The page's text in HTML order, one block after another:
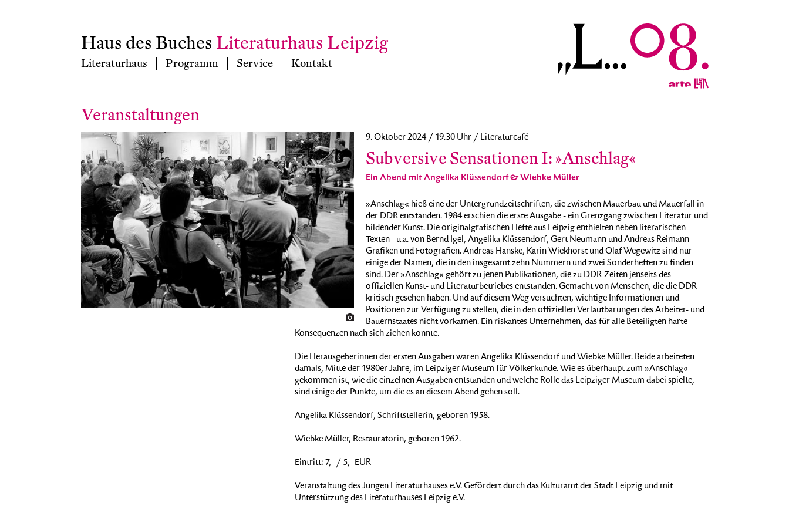
Haus des Buches Literaturhaus Leipzig
Literaturhaus Programm Service Kontakt
Veranstaltungen
9. Oktober 2024 / 19.30 Uhr / Literaturcafé
Subversive Sensationen I: »Anschlag«
Ein Abend mit Angelika Klüssendorf & Wiebke Müller
»Anschlag« hieß eine der Untergrundzeitschriften, die zwischen Mauerbau und Mauerfall in
der DDR entstanden. 1984 erschien die erste Ausgabe - ein Grenzgang zwischen Literatur und
bildender Kunst. Die originalgrafischen Hefte aus Leipzig enthielten neben literarischen
Texten - u.a. von Bernd Igel, Angelika Klüssendorf, Gert Neumann und Andreas Reimann -
Grafiken und Fotografien. Andreas Hanske, Karin Wiekhorst und Olaf Wegewitz sind nur
einige der Namen, die in den insgesamt zehn Nummern und zwei Sonderheften zu finden
sind. Der »Anschlag« gehört zu jenen Publikationen, die zu DDR-Zeiten jenseits des
offiziellen Kunst- und Literaturbetriebes entstanden. Gemacht von Menschen, die die DDR
kritisch gesehen haben. Und auf diesem Weg versuchten, wichtige Informationen und
Positionen zur Verfügung zu stellen, die in den offiziellen Verlautbarungen des Arbeiter- und
Bauernstaates nicht vorkamen. Ein riskantes Unternehmen, das für alle Beteiligten harte
Konsequenzen nach sich ziehen konnte.
Die Herausgeberinnen der ersten Ausgaben waren Angelika Klüssendorf und Wiebke Müller. Beide arbeiteten
damals, Mitte der 1980er Jahre, im Leipziger Museum für Völkerkunde. Wie es überhaupt zum »Anschlag«
gekommen ist, wie die einzelnen Ausgaben entstanden und welche Rolle das Leipziger Museum dabei spielte,
sind einige der Punkte, um die es an diesem Abend gehen soll.
Angelika Klüssendorf, Schriftstellerin, geboren 1958.
Wiebke Müller, Restauratorin, geboren 1962.
Eintritt: 7,- / 5,- EUR
Veranstaltung des Jungen Literaturhauses e.V. Gefördert durch das Kulturamt der Stadt Leipzig und mit
Unterstützung des Literaturhauses Leipzig e.V.